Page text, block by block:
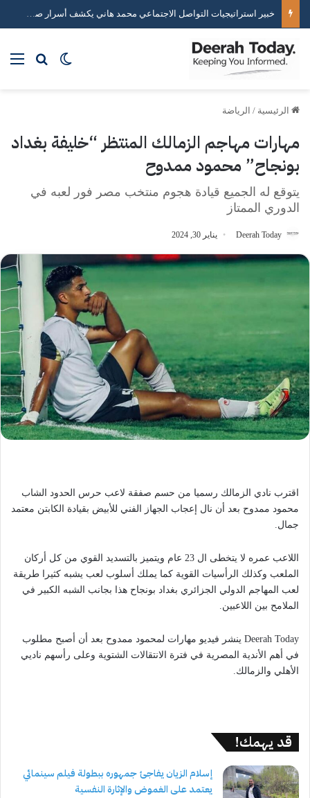
خبير استراتيجيات التواصل الاجتماعي محمد هاني يكشف أسرار صناعة التأثير الرقمي
بحثالوضع
الرئيسية / الرياضة
مهارات مهاجم الزمالك المنتظر “خليفة بغداد
بونجاح” محمود ممدوح
يتوقع له الجميع قيادة هجوم منتخب مصر فور لعبه في
الدوري الممتاز
Deerah Today يناير 30, 2024
اقترب نادي الزمالك رسميا من حسم صفقة لاعب حرس الحدود الشاب
محمود ممدوح بعد أن نال إعجاب الجهاز الفني للأبيض بقيادة الكابتن معتمد
جمال.
اللاعب عمره لا يتخطى ال 23 عام ويتميز بالتسديد القوي من كل أركان
الملعب وكذلك الرأسيات القوية كما يملك أسلوب لعب يشبه كثيرا طريقة
لعب المهاجم الدولي الجزائري بغداد بونجاح هذا بجانب الشبه الكبير في
الملامح بين اللاعبين.
Deerah Today ينشر فيديو مهارات لمحمود ممدوح بعد أن أصبح مطلوب
في أهم الأندية المصرية في فترة الانتقالات الشتوية وعلى رأسهم ناديي
الأهلي والزمالك.
قد يهمك!
إسلام الزيان يفاجئ جمهوره ببطولة فيلم سينمائي
يعتمد على الغموض والإثارة النفسية